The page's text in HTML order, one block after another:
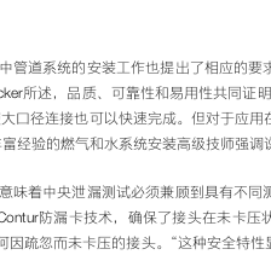
管道系统的安装工作也提出了相应的要
所述，品质、可靠性和易用性共同证
口径连接也可以快速完成。但对于应
经验的燃气和水系统安装高级技师强调
味着中央泄漏测试必须兼顾到具有不同
防漏卡技术，确保了接头在未卡压
因疏忽而未卡压的接头。“这种安全特